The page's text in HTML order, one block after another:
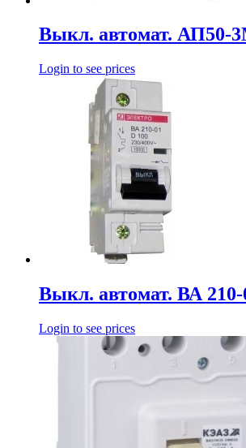
Выкл. автомат. АП50-
Login to see prices
Выкл. автомат. ВА
Login to see prices